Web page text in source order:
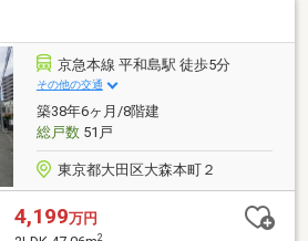
京急本線 平和島駅 徒歩5分
その他の交通
築38年6ヶ月/8階建
総戸数51戸
東京都大田区大森本町２
4,199万円
2